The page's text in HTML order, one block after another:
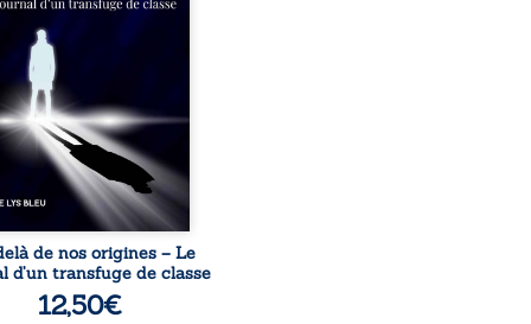
sociale. S’arracher à
exige pourtant un
Pris entre deux
l’homme réalise que
professionnels ne
guérissent ni ...
de nos origines – Le
d’un transfuge de classe
12,50€